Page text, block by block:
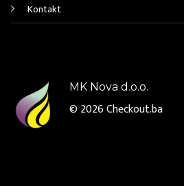
Kontakt
MK Nova d.o.o.
© 2026Checkout.ba